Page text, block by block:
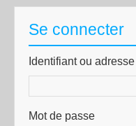
Se connecter
Identifiant ou adresse
Mot de passe